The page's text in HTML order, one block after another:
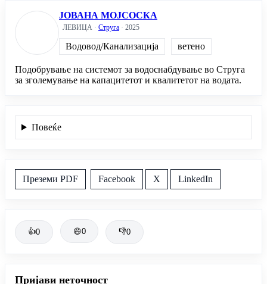
ЈОВАНА МОЈСОСКА
ЛЕВИЦА · Струга · 2025
Водовод/Канализација ветено
Подобрување на системот за водоснабдување во Струга
за зголемување на капацитетот и квалитетот на водата.
Повеќе
Преземи PDF Facebook X LinkedIn
👍0 😄0 👎0
Пријави неточност